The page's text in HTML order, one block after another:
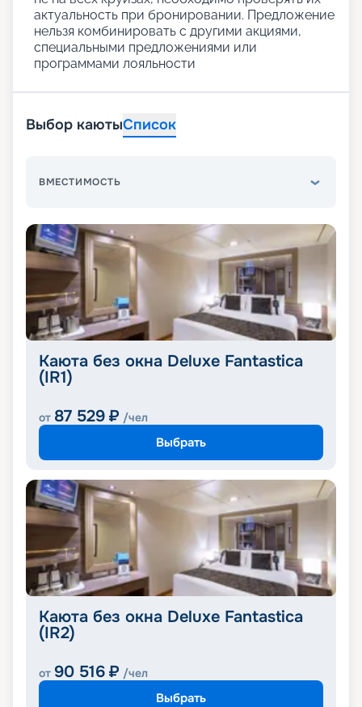
актуальность при бронировании. Предложение
нельзя комбинировать с другими акциями,
специальными предложениями или
программами лояльности
Выбор каютыСписок
ВМЕСТИМОСТЬ
Каюта без окна Deluxe Fantastica
(IR1)
от 87 529 ₽ /чел
Выбрать
Каюта без окна Deluxe Fantastica
(IR2)
от 90 516 ₽ /чел
Выбрать